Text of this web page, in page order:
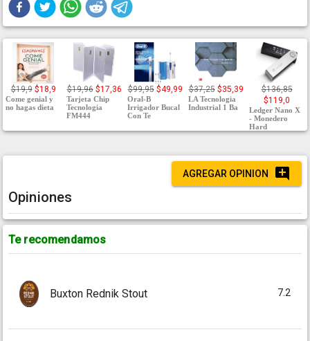
$19,9 $18,9
Come genial y
no hagas dieta
$19,96 $17,36
Tarjeta Chip
Tecnologia
FM444
$99,95 $49,99
Oral-B
Irrigador Bucal
Con Te
$37,25 $35,39
LA Tecnologia
Industrial 1 Ba
$136,85
$119,0
Ledger Nano X
- Monedero
Hard
AGREGAR OPINION
Opiniones
Te recomendamos
Buxton Rednik Stout 7.2